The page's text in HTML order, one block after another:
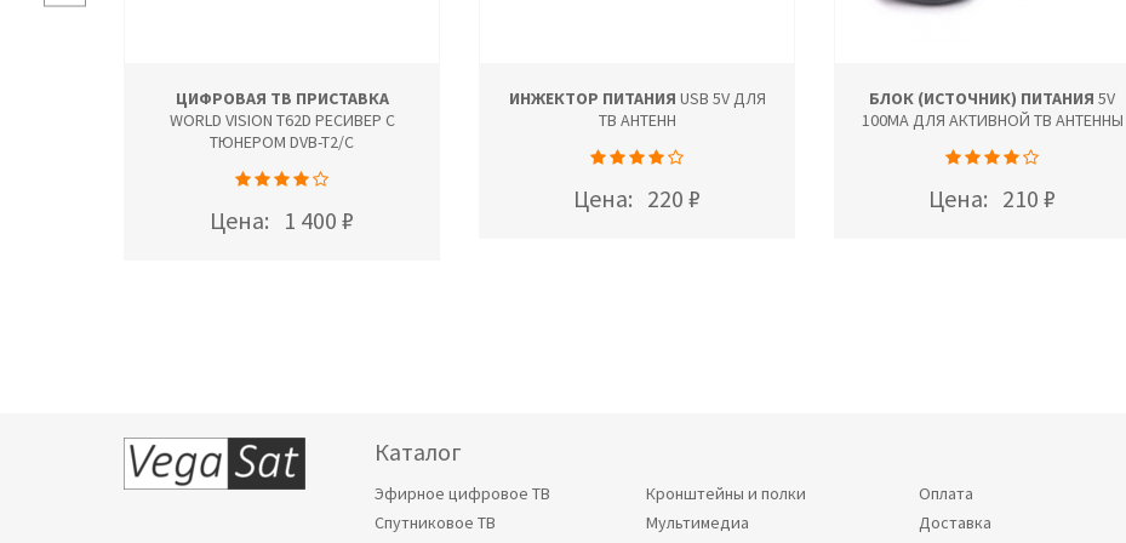
ЦИФРОВАЯ ТВ ПРИСТАВКА
WORLD VISION T62D РЕСИВЕР С
ТЮНЕРОМ DVB-T2/C
Цена: 1 400 ₽
ИНЖЕКТОР ПИТАНИЯ USB 5V ДЛЯ
ТВ АНТЕНН
Цена: 220 ₽
БЛОК (ИСТОЧНИК) ПИТАНИЯ 5V
100MA ДЛЯ АКТИВНОЙ ТВ АНТЕННЫ
Цена: 210 ₽
Каталог
Эфирное цифровое ТВ
Спутниковое ТВ
Кронштейны и полки
Мультимедиа
Оплата
Доставка